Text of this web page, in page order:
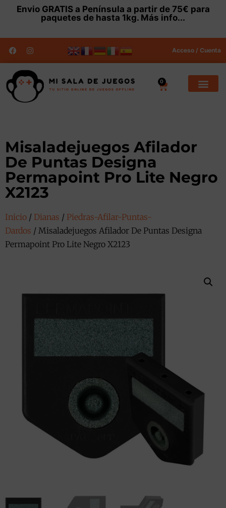
Envio GRATISa Península a partir de 75€ para
paquetes de hasta 1kg. Más info...
Acceso / Cuenta
0
Misaladejuegos Afilador
De Puntas Designa
Permapoint Pro Lite Negro
X2123
Inicio / Dianas / Piedras-Afilar-Puntas-
Dardos / Misaladejuegos Afilador De Puntas Designa
Permapoint Pro Lite Negro X2123